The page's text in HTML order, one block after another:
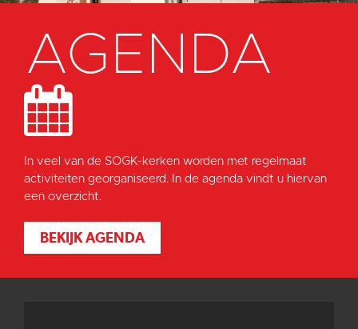
AGENDA
In veel van de SOGK-kerken worden met regelmaat
activiteiten georganiseerd. In de agenda vindt u hiervan
een overzicht.
BEKIJK AGENDA